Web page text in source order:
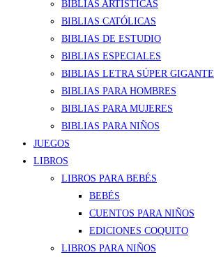
BIBLIAS ARTÍSTICAS
BIBLIAS CATÓLICAS
BIBLIAS DE ESTUDIO
BIBLIAS ESPECIALES
BIBLIAS LETRA SÚPER GIGANTE
BIBLIAS PARA HOMBRES
BIBLIAS PARA MUJERES
BIBLIAS PARA NIÑOS
JUEGOS
LIBROS
LIBROS PARA BEBÉS
BEBÉS
CUENTOS PARA NIÑOS
EDICIONES COQUITO
LIBROS PARA NIÑOS